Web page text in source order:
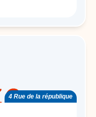
4 Rue de la république